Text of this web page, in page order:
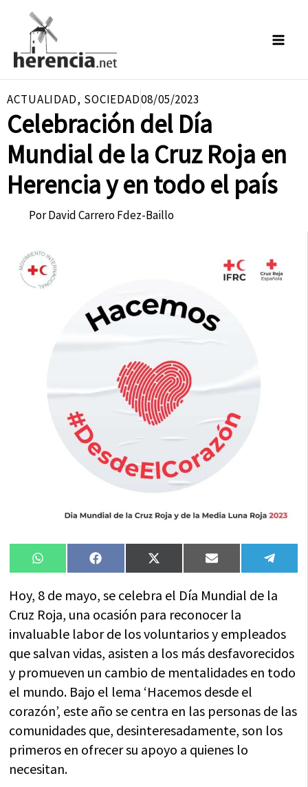
contenido
ACTUALIDAD, SOCIEDAD08/05/2023
Celebración del Día
Mundial de la Cruz Roja en
Herencia y en todo el país
PorDavid Carrero Fdez-Baillo
Compartir
en
WhatsAppCompartir
en
FacebookCompartir
en
X
(Twitter)
Compartir
en
Email
en
Hoy, 8 de mayo, se celebra el Día Mundial de la
Cruz Roja, una ocasión para reconocer la
invaluable labor de los voluntarios y empleados
que salvan vidas, asisten a los más desfavorecidos
y promueven un cambio de mentalidades en todo
el mundo. Bajo el lema ‘Hacemos desde el
corazón’, este año se centra en las personas de las
comunidades que, desinteresadamente, son los
primeros en ofrecer su apoyo a quienes lo
necesitan.